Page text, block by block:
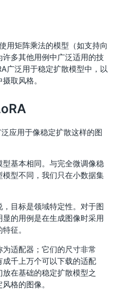
用矩阵乘法的模型（如支持向
多其他用例中广泛适用的技
广泛用于稳定扩散模型中，以
取风格。
应用于像稳定扩散这样的图
基本相同。与完全微调像稳
模型不同，我们只在小数据集
，目标是领域特定性。对于图
的用例是在生成图像时采用
征。
适配器；它们的尺寸非常
千上万个可以下载的适配
在基础的稳定扩散模型之
格的图像。